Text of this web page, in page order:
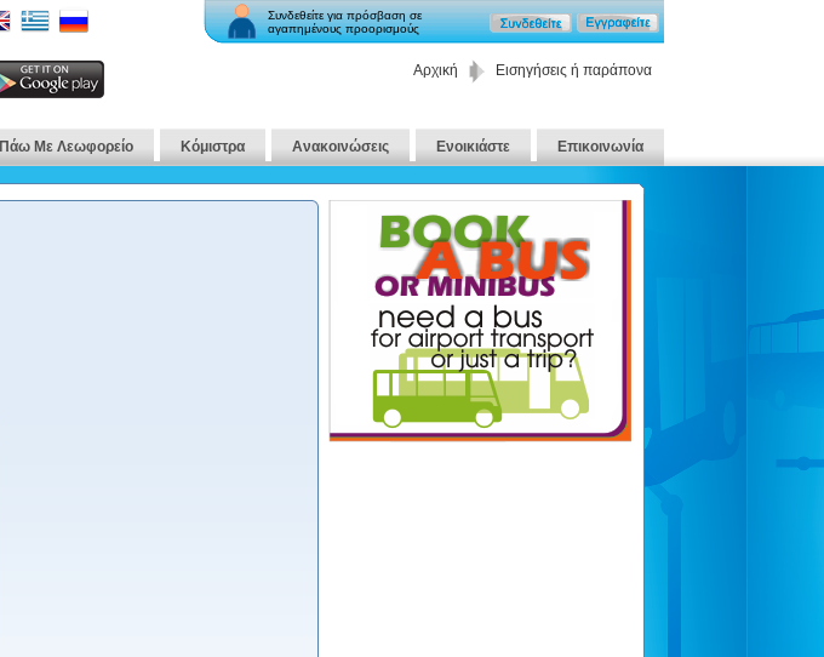
Συνδεθείτε για πρόσβαση σε
αγαπημένους προορισμούς
Αρχική Εισηγήσεις ή παράπονα
Πάω Με Λεωφορείο Κόμιστρα Ανακοινώσεις Ενοικιάστε Επικοινωνία